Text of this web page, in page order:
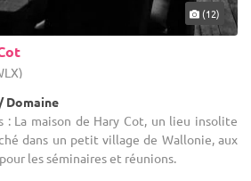
(12)
Domaine
: La maison de Hary Cot, un lieu insolite
dans un petit village de Wallonie, aux
les séminaires et réunions.